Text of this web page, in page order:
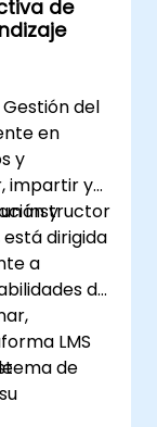
de
Azure.
y el
de
del
en
y
impartir y
y
instructor
dirigida
a
de
LMS
de